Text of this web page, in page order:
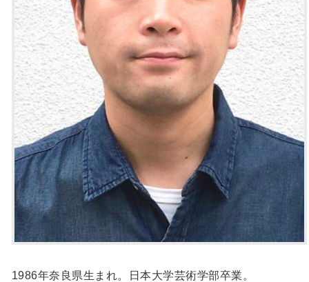
1986年奈良県生まれ。日本大学芸術学部卒業。